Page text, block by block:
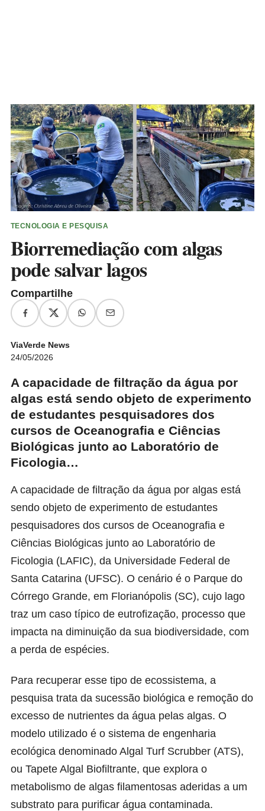
TECNOLOGIA E PESQUISA
Biorremediação com algas
pode salvar lagos
Compartilhe
ViaVerde News
24/05/2026
A capacidade de filtração da água por
algas está sendo objeto de experimento
de estudantes pesquisadores dos
cursos de Oceanografia e Ciências
Biológicas junto ao Laboratório de
Ficologia…
A capacidade de filtração da água por algas está
sendo objeto de experimento de estudantes
pesquisadores dos cursos de Oceanografia e
Ciências Biológicas junto ao Laboratório de
Ficologia (LAFIC), da Universidade Federal de
Santa Catarina (UFSC). O cenário é o Parque do
Córrego Grande, em Florianópolis (SC), cujo lago
traz um caso típico de eutrofização, processo que
impacta na diminuição da sua biodiversidade, com
a perda de espécies.
Para recuperar esse tipo de ecossistema, a
pesquisa trata da sucessão biológica e remoção do
excesso de nutrientes da água pelas algas. O
modelo utilizado é o sistema de engenharia
ecológica denominado Algal Turf Scrubber (ATS),
ou Tapete Algal Biofiltrante, que explora o
metabolismo de algas filamentosas aderidas a um
substrato para purificar água contaminada.